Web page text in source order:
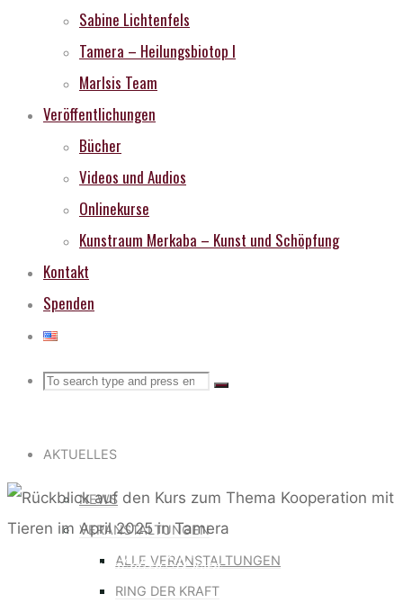
Sabine Lichtenfels
Tamera – Heilungsbiotop I
MarIsis Team
Veröffentlichungen
Bücher
Videos und Audios
Onlinekurse
Kunstraum Merkaba – Kunst und Schöpfung
Kontakt
Spenden
Search
Search
Search
AKTUELLES
NEWS
VERANSTALTUNGEN
ALLE VERANSTALTUNGEN
RING DER KRAFT
Kooperation mit allen Wesen